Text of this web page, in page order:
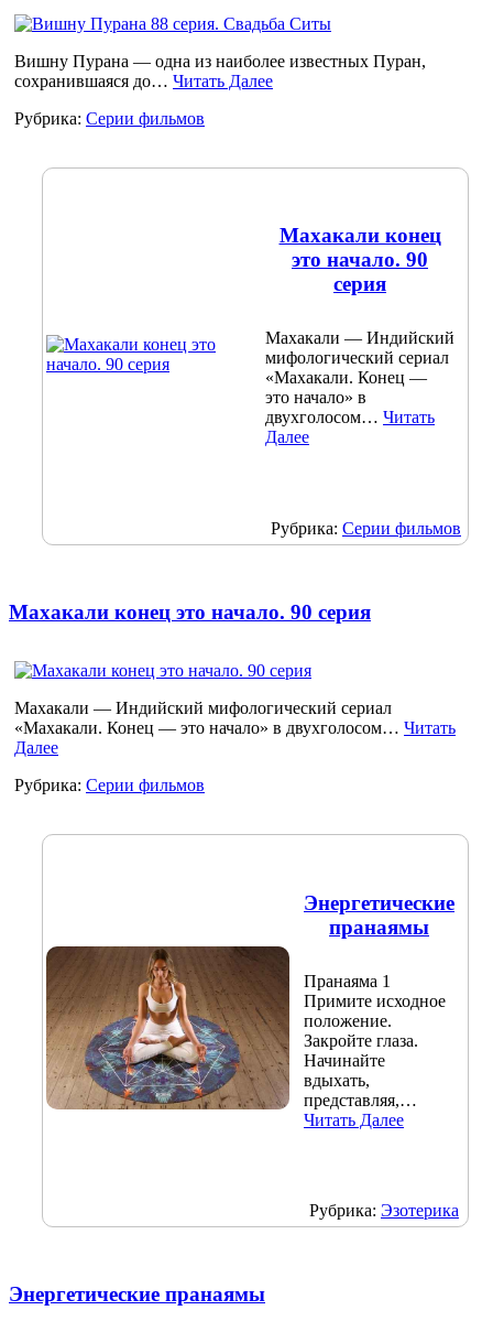
Вишну Пурана — одна из наиболее известных Пуран,
сохранившаяся до… Читать Далее
Рубрика: Серии фильмов
Махакали конец
это начало. 90
серия
Махакали — Индийский
мифологический сериал
«Махакали. Конец —
это начало» в
двухголосом… Читать
Далее
Рубрика: Серии фильмов
Махакали конец это начало. 90 серия
Махакали — Индийский мифологический сериал
«Махакали. Конец — это начало» в двухголосом… Читать
Далее
Рубрика: Серии фильмов
Энергетические
пранаямы
Пранаяма 1
Примите исходное
положение.
Закройте глаза.
Начинайте
вдыхать,
представляя,…
Читать Далее
Рубрика: Эзотерика
Энергетические пранаямы